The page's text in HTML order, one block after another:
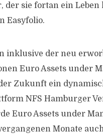
sie fortan ein Leben
Easyfolio.
inklusive der neu
Euro Assets under
Zukunft ein
NFS Hamburger
Euro Assets under
Monate